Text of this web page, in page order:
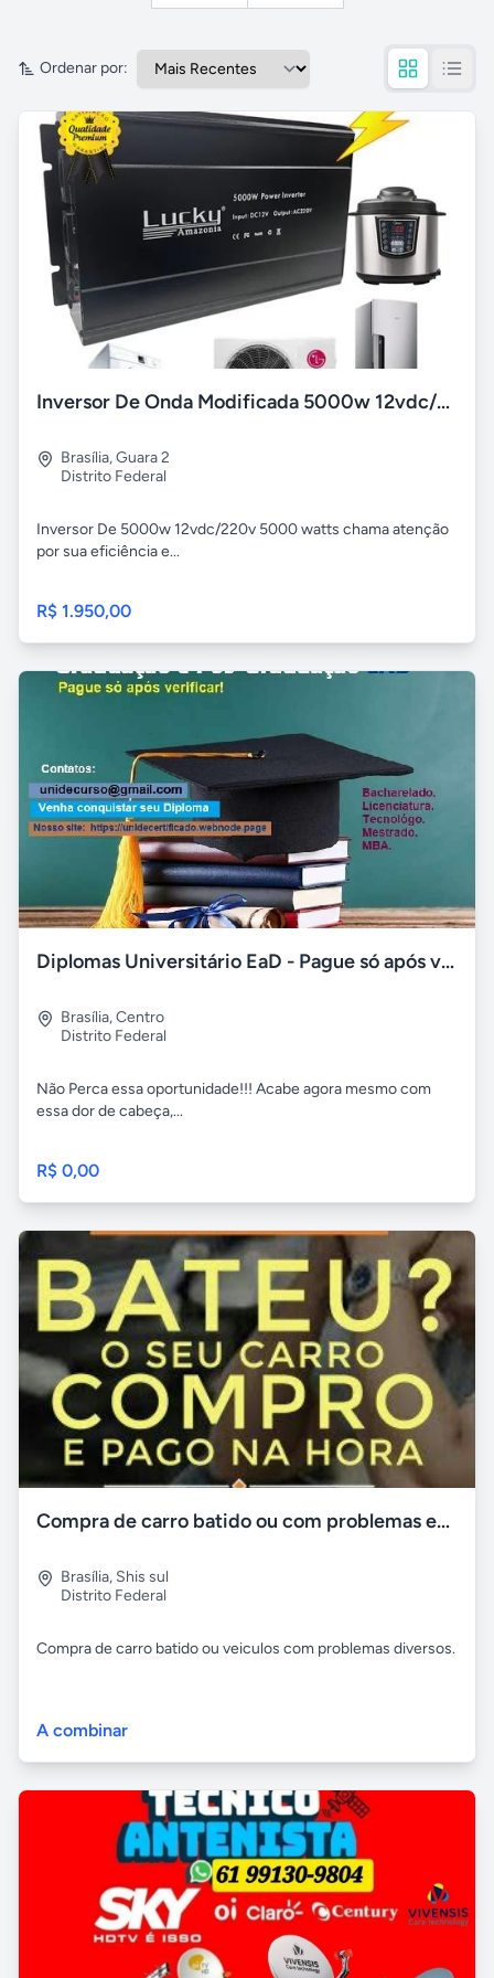
Ordenar por:
Inversor De Onda Modificada 5000w 12vdc/220v
Brasília,Guara 2
Distrito Federal
Inversor De 5000w 12vdc/220v 5000 watts chama atenção
por sua eficiência e...
R$ 1.950,00
Diplomas Universitário EaD - Pague só após visualização
Brasília,Centro
Distrito Federal
Não Perca essa oportunidade!!! Acabe agora mesmo com
essa dor de cabeça,...
R$ 0,00
Compra de carro batido ou com problemas em geral
Brasília, Shis sul
Distrito Federal
Compra de carro batido ou veiculos com problemas diversos.
A combinar